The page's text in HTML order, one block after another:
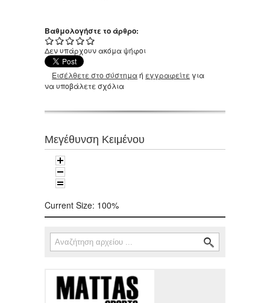
Βαθμολογήστε το άρθρο:
Δεν υπάρχουν ακόμα ψήφοι
Εισέλθετε στο σύστημαή εγγραφείτε για
να υποβάλετε σχόλια
Μεγέθυνση Κειμένου
Current Size: 100%
Φόρμα αναζήτησης
Αναζήτηση